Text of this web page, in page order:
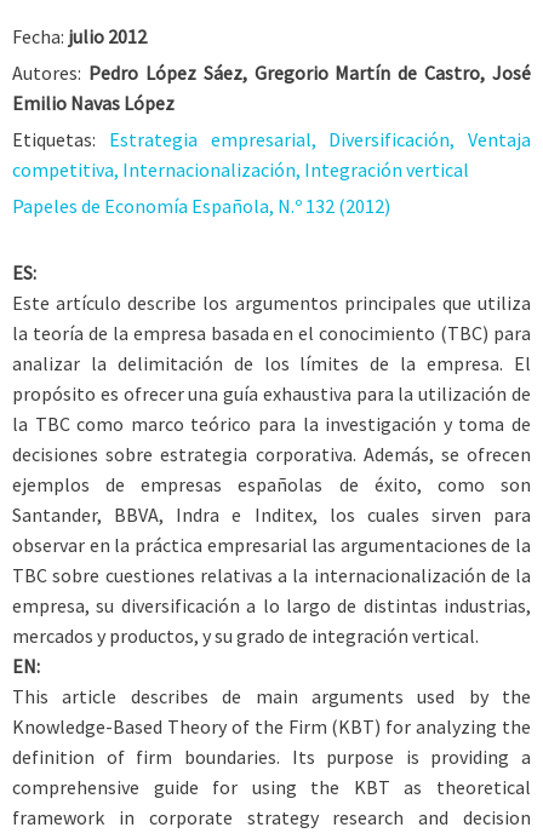
Fecha: julio 2012
Autores: Pedro López Sáez, Gregorio Martín de Castro, José
Emilio Navas López
Etiquetas: Estrategia empresarial, Diversificación, Ventaja
competitiva, Internacionalización, Integración vertical
Papeles de Economía Española, N.º 132 (2012)
ES:
Este artículo describe los argumentos principales que utiliza
la teoría de la empresa basada en el conocimiento (TBC) para
analizar la delimitación de los límites de la empresa. El
propósito es ofrecer una guía exhaustiva para la utilización de
la TBC como marco teórico para la investigación y toma de
decisiones sobre estrategia corporativa. Además, se ofrecen
ejemplos de empresas españolas de éxito, como son
Santander, BBVA, Indra e Inditex, los cuales sirven para
observar en la práctica empresarial las argumentaciones de la
TBC sobre cuestiones relativas a la internacionalización de la
empresa, su diversificación a lo largo de distintas industrias,
mercados y productos, y su grado de integración vertical.
EN:
This article describes de main arguments used by the
Knowledge-Based Theory of the Firm (KBT) for analyzing the
definition of firm boundaries. Its purpose is providing a
comprehensive guide for using the KBT as theoretical
framework in corporate strategy research and decision